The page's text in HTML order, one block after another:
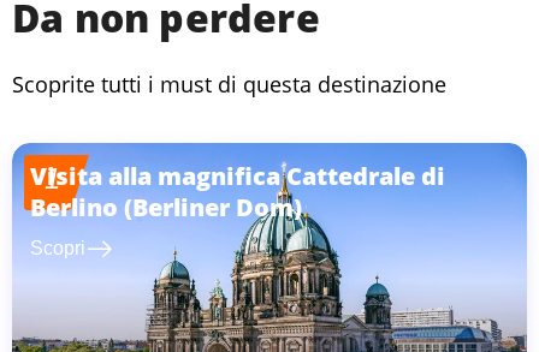
Da non perdere
Scoprite tutti i must di questa destinazione
1
Visita alla magnifica Cattedrale di
Berlino (Berliner Dom)
Scoprieast